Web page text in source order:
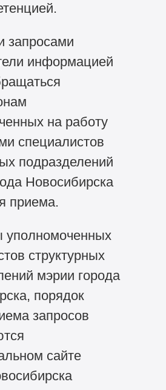
запросами
информацией
на работу
специалистов
подразделений
Новосибирска
приема.
структурных
мэрии города
порядок
запросов
сайте